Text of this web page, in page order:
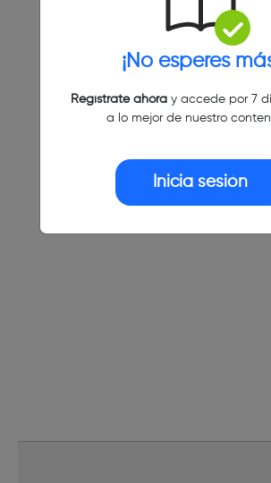
¡No esperes
Regístrate ahoray accede por 7
a lo mejor de nuestro
Inicia sesión